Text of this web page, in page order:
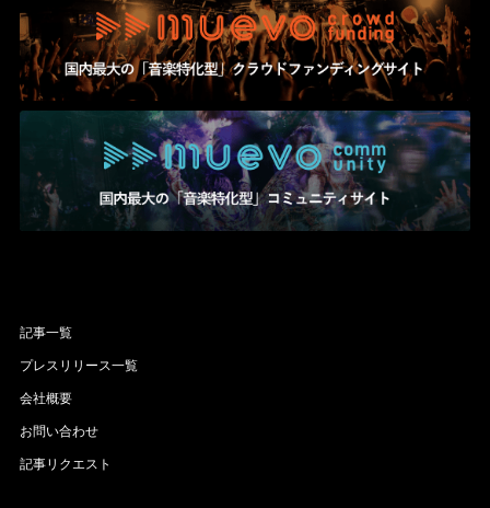
記事一覧
プレスリリース一覧
会社概要
お問い合わせ
記事リクエスト